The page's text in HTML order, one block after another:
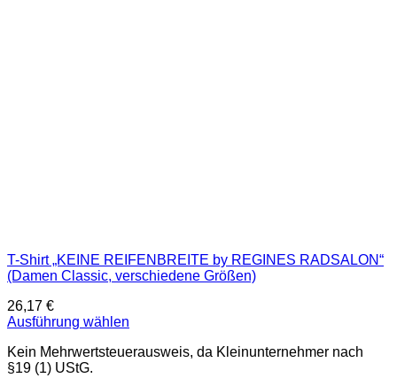
T-Shirt „KEINE REIFENBREITE by REGINES RADSALON“
(Damen Classic, verschiedene Größen)
26,17 €
Ausführung wählen
Produkt
weist
Kein Mehrwertsteuerausweis, da Kleinunternehmer nach
§19 (1) UStG.